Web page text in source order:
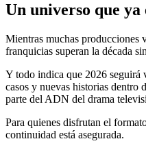
Un universo que
Mientras muchas producciones
franquicias superan la década
Y todo indica que 2026 seguirá
casos y nuevas historias dentro
parte del ADN del drama
Para quienes disfrutan el
continuidad está asegurada.